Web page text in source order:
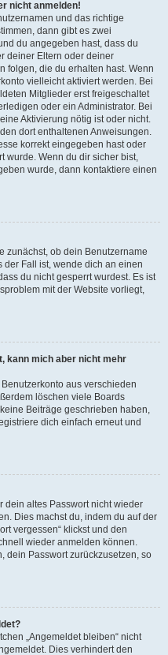
nicht anmelden!
und das richtige
dann gibt es zwei
du angegeben hast, dass du
deiner Eltern oder deiner
folgen, die du erhalten hast. Wenn
vielleicht aktiviert werden. Bei
Mitglieder erst freigeschaltet
oder ein Administrator. Bei
Aktivierung nötig ist oder nicht.
dort enthaltenen Anweisungen.
korrekt eingegeben hast oder
wurde. Wenn du dir sicher bist,
wurde, dann kontaktiere einen
zunächst, ob dein Benutzername
Fall ist, wende dich an einen
du nicht gesperrt wurdest. Es ist
mit der Website vorliegt,
kann mich aber nicht mehr
aus verschieden
löschen viele Boards
Beiträge geschrieben haben,
dich einfach erneut und
dein altes Passwort nicht wieder
Dies machst du, indem du auf der
vergessen“ klickst und den
wieder anmelden können.
dein Passwort zurückzusetzen, so
„Angemeldet bleiben“ nicht
Dies verhindert den